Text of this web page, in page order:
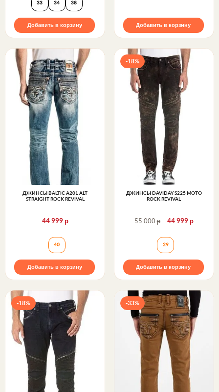
33 34 38
Добавить в корзину Добавить в корзину
ДЖИНСЫ BALTIC A201 ALT
STRAIGHT ROCK REVIVAL
44 999 р
Джинсы BALTIC A201 ALT STRAIGHT Rock Revival
40
Добавить в корзину
-18%
ДЖИНСЫ DAVIDAY S225 MOTO
ROCK REVIVAL
55 000р 44 999 р
Джинсы
29
Добавить в корзину
-18% -33%